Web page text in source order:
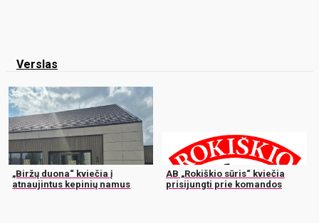
Verslas
„Biržų duona“ kviečia į
atnaujintus kepinių namus
AB „Rokiškio sūris“ kviečia
prisijungti prie komandos